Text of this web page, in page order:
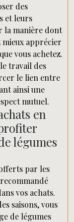
des
et leurs
la manière dont
mieux apprécier
vous achetez.
travail des
le lien entre
ainsi une
mutuel.
en
légumes
par les
vos achats.
saisons, vous
de légumes